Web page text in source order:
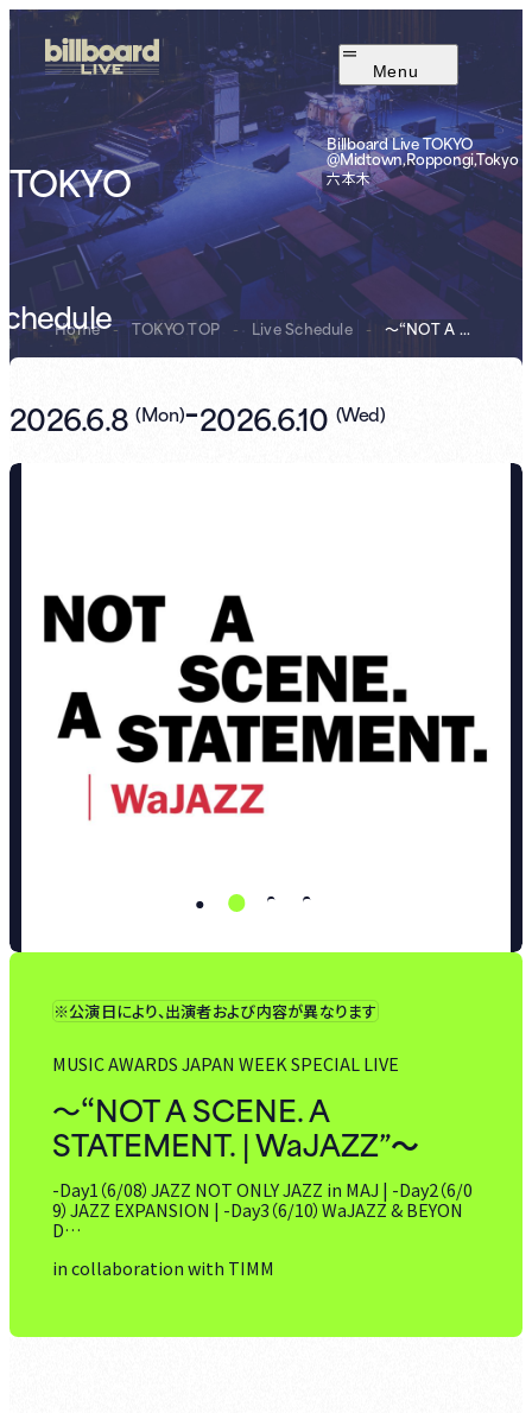
Menu
TOKYO
Billboard Live TOKYO
@Midtown,Roppongi,Tokyo
六本木
Home - TOKYO TOP - Live Schedule - ～“NOT A SCENE. ...
2026.6.8 (Mon)-2026.6.10 (Wed)
※公演日により、出演者および内容が異なります
MUSIC AWARDS JAPAN WEEK SPECIAL LIVE
～“NOT A SCENE. A
STATEMENT. | WaJAZZ”～
-Day1（6/08）JAZZ NOT ONLY JAZZ in MAJ | -Day2（6/0
9）JAZZ EXPANSION | -Day3（6/10）WaJAZZ & BEYON
D…
in collaboration with TIMM